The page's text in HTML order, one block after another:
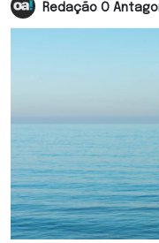
Redação O